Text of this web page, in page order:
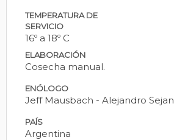
TEMPERATURA DE
SERVICIO
16º a 18º C
ELABORACIÓN
Cosecha manual.
ENÓLOGO
Jeff Mausbach - Alejandro
PAÍS
Argentina